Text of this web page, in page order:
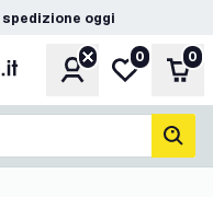
spedizione oggi
Account
Lista
0 0